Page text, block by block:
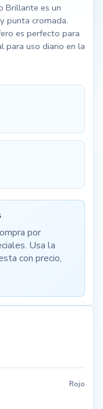
Brillante es un
punta cromada.
es perfecto para
para uso diario en la
por
Usa la
con precio,
Rojo